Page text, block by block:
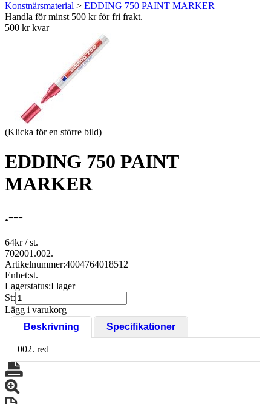
Konstnärsmaterial > EDDING 750 PAINT MARKER
Handla för minst 500 kr för fri frakt.
500 kr kvar
(Klicka för en större bild)
EDDING 750 PAINT
MARKER
.---
64kr/ st.
702001.002.
Artikelnummer:4004764018512
Enhet:st.
Lagerstatus:I lager
St:
Lägg i varukorg
Beskrivning
Specifikationer
002. red